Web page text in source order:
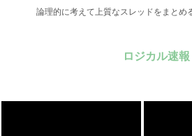
論理的に考えて上質なスレッドをまとめ
ロジカル速報